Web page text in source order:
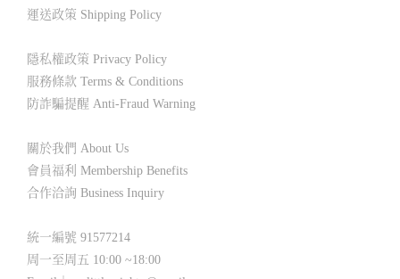
運送政策 Shipping Policy
隱私權政策 Privacy Policy
服務條款 Terms & Conditions
防詐騙提醒 Anti-Fraud Warning
關於我們 About Us
會員福利 Membership Benefits
合作洽詢 Business Inquiry
統一編號 91577214
周一至周五 10:00 ~18:00